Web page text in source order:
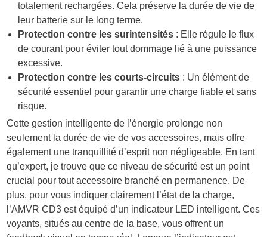
totalement rechargées. Cela préserve la durée de vie de
leur batterie sur le long terme.
Protection contre les surintensités : Elle régule le flux
de courant pour éviter tout dommage lié à une puissance
excessive.
Protection contre les courts-circuits : Un élément de
sécurité essentiel pour garantir une charge fiable et sans
risque.
Cette gestion intelligente de l’énergie prolonge non
seulement la durée de vie de vos accessoires, mais offre
également une tranquillité d’esprit non négligeable. En tant
qu’expert, je trouve que ce niveau de sécurité est un point
crucial pour tout accessoire branché en permanence. De
plus, pour vous indiquer clairement l’état de la charge,
l’AMVR CD3 est équipé d’un indicateur LED intelligent. Ces
voyants, situés au centre de la base, vous offrent un